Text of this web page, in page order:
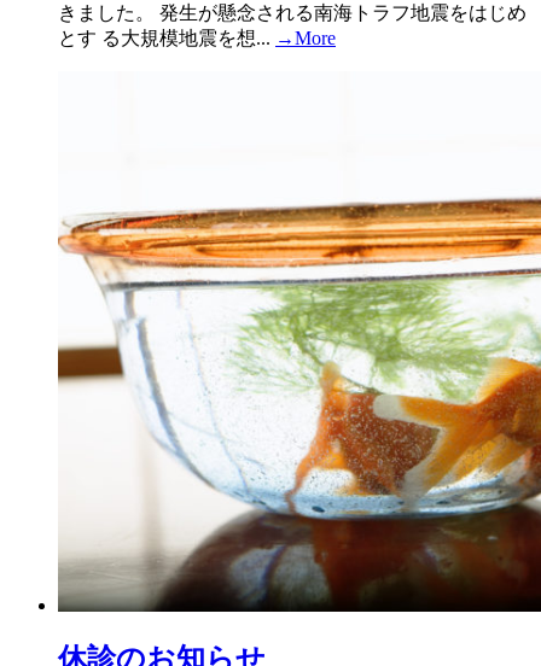
きました。 発生が懸念される南海トラフ地震をはじめ
とす る大規模地震を想... →More
休診のお知らせ